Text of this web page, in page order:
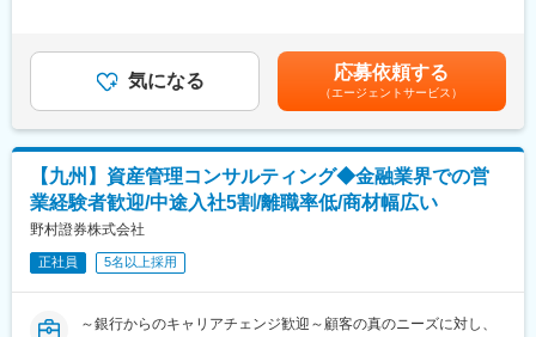
（5） プライベートバンカー（PB部）
・上場企業オーナーやIPO経営者などの超富裕層に対し、資産運
・SBI証券の顧客基盤を活用し、新規開拓に依存しない高付加価値
営業が可能です。
■当社について
当社は、SBIグループの対面金融チャネルとして、証券・銀行・保
険・不動産などを組み合わせた総合的な資産コンサルティングを
提供する企業です。SBI新生銀行や地方銀行との連携による独自の
ビジネスモデルを強みに、富裕層や経営者に対して本質的な提案
を実現しています。特定商品の販売にとらわれない「顧客本位の
しての活動を担当いただきます。専任チームの立ち上げから行っ
ていただきます。
・FOLIOにおける全社的なデータ利活用のロードマップの策定
・全社的なデータ利活用向上のための継続的な改善施策の実行
・社内ユーザ向けにデータ利活用推進のための勉強会やハンズオ
ン支援等を実施
■技術環境
・AWS(Redshift, ECS, S3, etc.,), GitLab, IDE(VScode…etc), コン
テナ開発ツール(DockerDesktop…etc)
＜給与補足＞※給与詳細は経験・スキルを考慮して決定いたしま
す。賃金はあくまでも目安の金額であり、選考を通じて上下する
可能性があります。月給(月額)は固定手当を含めた表記です。
気になる 応募依頼する
（エージェントサービス）
【九州】資産管理コンサルティング◆金融業界での営
業経験者歓迎/中途入社5割/離職率低/商材幅広い
野村證券株式会社
正社員 5名以上採用
～銀行からのキャリアチェンジ歓迎～顧客の真のニーズに対し、